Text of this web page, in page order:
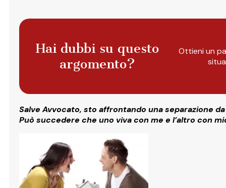
Hai dubbi su questo
argomento?
Ottieni un
Salve Avvocato, sto affrontando una separazione
Può succedere che uno viva con me e l’altro con